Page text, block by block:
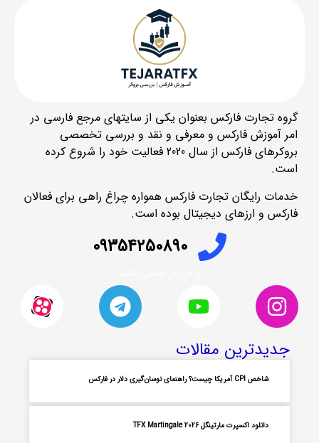
گروه تجارت فارکس بعنوان یکی از سایتهای مرجع فارسی در
امر آموزش فارکس و معرفی و نقد و بررسی تخصصی
بروکرهای فارکس از سال 2020 فعالیت خود را شروع کرده
است.
خدمات رایگان تجارت فارکس همواره چراغ راهی برای فعالان
فارکس و ارزهای دیجیتال بوده است.
09354250890
جدیدترین مقالات
شاخص CPI آمریکا چیست؟ راهنمای نوسان‌گیری دلار در فارکس
دانلود اکسپرت مارتینگل TFX Martingale 2026